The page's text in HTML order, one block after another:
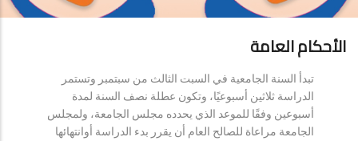
الأحكام العامة
تبدأ السنة الجامعية في السبت الثالث من سبتمبر وتستمر
الدراسة ثلاثين أسبوعيًا، وتكون عطلة نصف السنة لمدة
أسبوعين وفقًا للموعد الذي يحدده مجلس الجامعة، ولمجلس
الجامعة مراعاة للصالح العام أن يقرر بدء الدراسة أوانتهائها